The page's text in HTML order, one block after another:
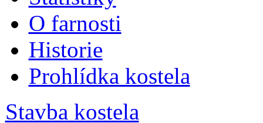
O farnosti
Historie
Prohlídka kostela
Stavba kostela